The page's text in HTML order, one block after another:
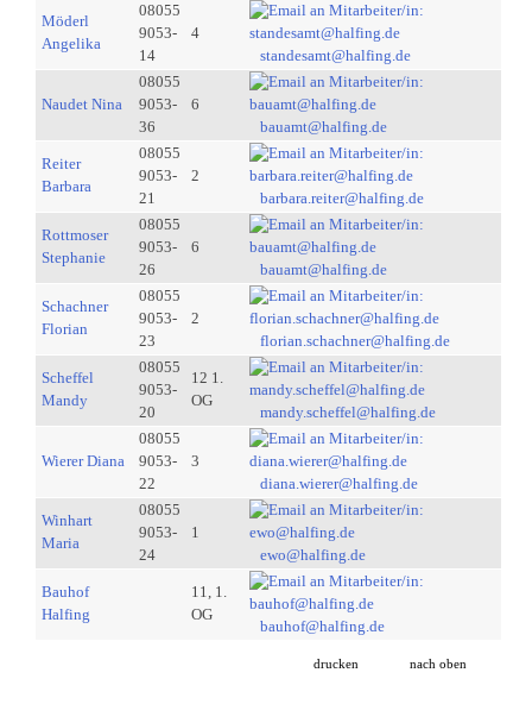
Möderl
Angelika
08055
9053-
14
4
standesamt@halfing.de
Naudet Nina
08055
9053-
36
6
bauamt@halfing.de
Reiter
Barbara
08055
9053-
21
2
barbara.reiter@halfing.de
Rottmoser
Stephanie
08055
9053-
26
6
bauamt@halfing.de
Schachner
Florian
08055
9053-
23
2
florian.schachner@halfing.de
Scheffel
Mandy
08055
9053-
20
12 1.
OG
mandy.scheffel@halfing.de
Wierer Diana
08055
9053-
22
3
diana.wierer@halfing.de
Winhart
Maria
08055
9053-
24
1
ewo@halfing.de
Bauhof
Halfing
11, 1.
OG
bauhof@halfing.de
drucken nach oben